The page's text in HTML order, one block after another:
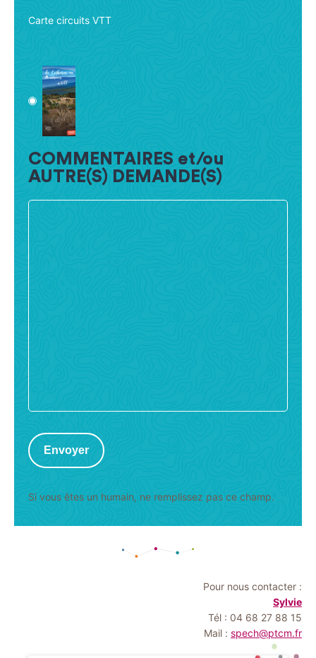
Carte circuits VTT
COMMENTAIRES et/ou
AUTRE(S) DEMANDE(S)
Envoyer
Si vous êtes un humain, ne remplissez pas ce champ.
Pour nous contacter :
Sylvie
Tél : 04 68 27 88 15
Mail : spech@ptcm.fr